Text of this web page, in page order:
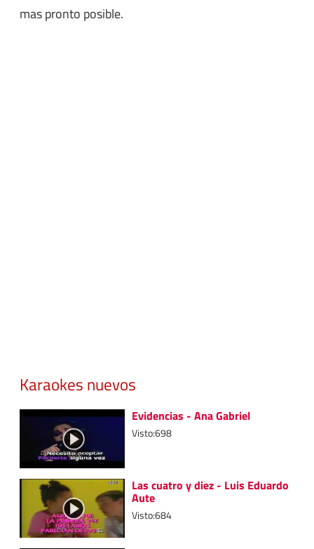
mas pronto posible.
Karaokes nuevos
Evidencias - Ana Gabriel
Visto:698
Las cuatro y diez - Luis Eduardo
Aute
Visto:684